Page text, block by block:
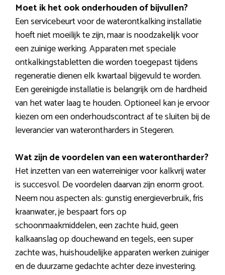
Moet ik het ook onderhouden of bijvullen?
Een servicebeurt voor de waterontkalking installatie
hoeft niet moeilijk te zijn, maar is noodzakelijk voor
een zuinige werking. Apparaten met speciale
ontkalkingstabletten die worden toegepast tijdens
regeneratie dienen elk kwartaal bijgevuld te worden.
Een gereinigde installatie is belangrijk om de hardheid
van het water laag te houden. Optioneel kan je ervoor
kiezen om een onderhoudscontract af te sluiten bij de
leverancier van waterontharders in Stegeren.
Wat zijn de voordelen van een waterontharder?
Het inzetten van een waterreiniger voor kalkvrij water
is succesvol. De voordelen daarvan zijn enorm groot.
Neem nou aspecten als: gunstig energieverbruik, fris
kraanwater, je bespaart fors op
schoonmaakmiddelen, een zachte huid, geen
kalkaanslag op douchewand en tegels, een super
zachte was, huishoudelijke apparaten werken zuiniger
en de duurzame gedachte achter deze investering.